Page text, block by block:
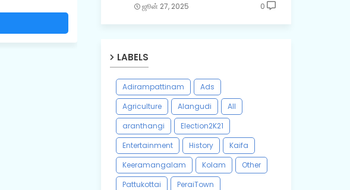
ஜூன் 27, 2025 0
LABELS
Adirampattinam
Ads
Agriculture
Alangudi
All
aranthangi
Election2K21
Entertainment
History
Kaifa
Keeramangalam
Kolam
Other
Pattukottai
PeraiTown